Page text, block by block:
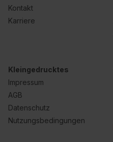
Kontakt
Karriere
Kleingedrucktes
Impressum
AGB
Datenschutz
Nutzungsbedingungen